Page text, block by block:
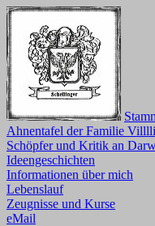
Ahnentafel der Familie
Schöpfer und Kritik an
Ideengeschichten
Informationen über mich
Lebenslauf
Zeugnisse und Kurse
eMail